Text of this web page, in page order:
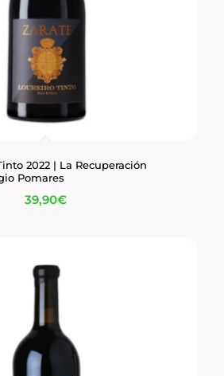
2022 | La Recuperación
Pomares
39,90€